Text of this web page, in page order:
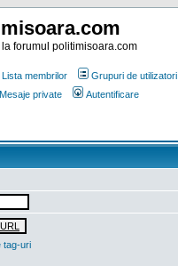
forumul politimisoara.com
Lista membrilor Grupuri de utilizatori
Mesaje private Autentificare
tag-uri